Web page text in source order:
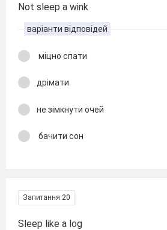
Not sleep a wink
варіанти відповідей
міцно спати
дрімати
не зімкнути очей
бачити сон
Запитання 20
Sleep like a log